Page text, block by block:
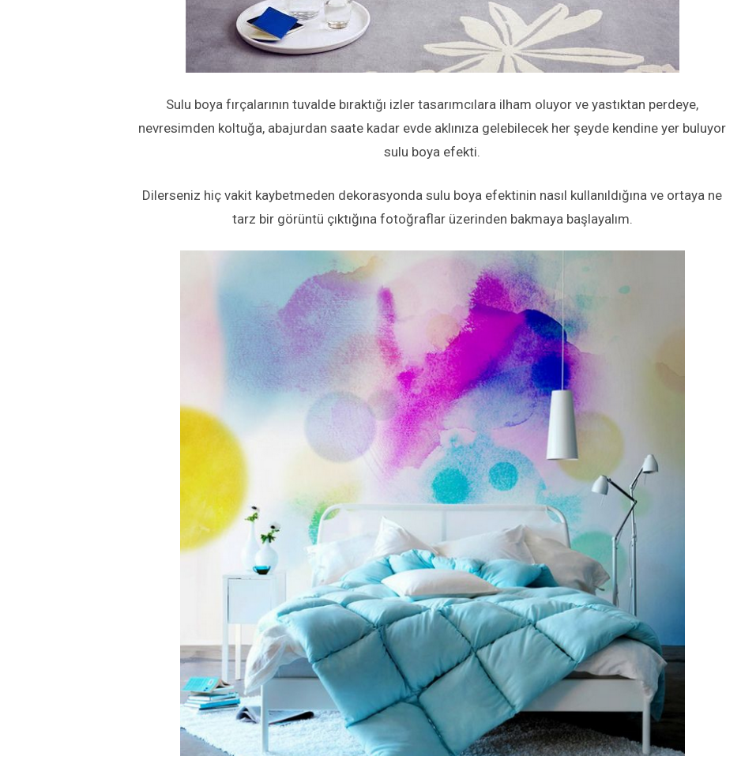
Sulu boya fırçalarının tuvalde bıraktığı izler tasarımcılara ilham oluyor ve yastıktan perdeye,
nevresimden koltuğa, abajurdan saate kadar evde aklınıza gelebilecek her şeyde kendine yer buluyor
sulu boya efekti.
Dilerseniz hiç vakit kaybetmeden dekorasyonda sulu boya efektinin nasıl kullanıldığına ve ortaya ne
tarz bir görüntü çıktığına fotoğraflar üzerinden bakmaya başlayalım.